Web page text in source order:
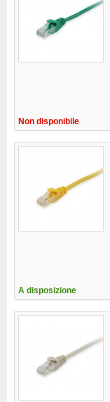
Non disponibile
A disposizione